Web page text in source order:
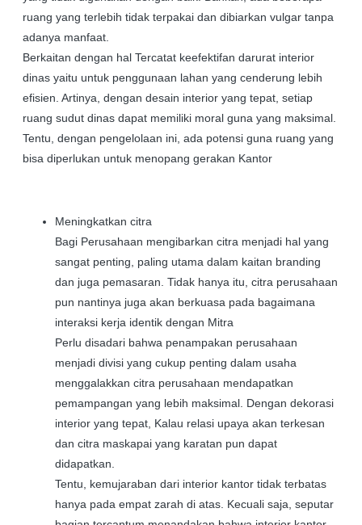
ruang yang terlebih tidak terpakai dan dibiarkan vulgar tanpa
adanya manfaat.
Berkaitan dengan hal Tercatat keefektifan darurat interior
dinas yaitu untuk penggunaan lahan yang cenderung lebih
efisien. Artinya, dengan desain interior yang tepat, setiap
ruang sudut dinas dapat memiliki moral guna yang maksimal.
Tentu, dengan pengelolaan ini, ada potensi guna ruang yang
bisa diperlukan untuk menopang gerakan Kantor
Meningkatkan citra
Bagi Perusahaan mengibarkan citra menjadi hal yang
sangat penting, paling utama dalam kaitan branding
dan juga pemasaran. Tidak hanya itu, citra perusahaan
pun nantinya juga akan berkuasa pada bagaimana
interaksi kerja identik dengan Mitra
Perlu disadari bahwa penampakan perusahaan
menjadi divisi yang cukup penting dalam usaha
menggalakkan citra perusahaan mendapatkan
pemampangan yang lebih maksimal. Dengan dekorasi
interior yang tepat, Kalau relasi upaya akan terkesan
dan citra maskapai yang karatan pun dapat
didapatkan.
Tentu, kemujaraban dari interior kantor tidak terbatas
hanya pada empat zarah di atas. Kecuali saja, seputar